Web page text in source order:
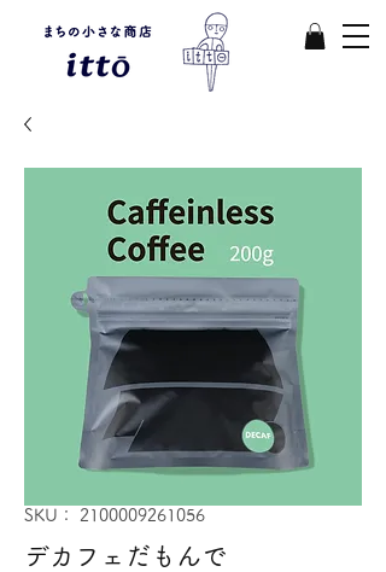
SKU： 2100009261056
デカフェだもんで